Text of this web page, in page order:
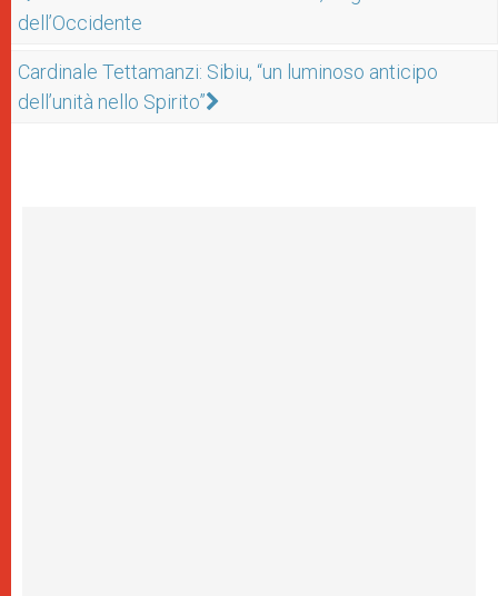
dell’Occidente
Cardinale Tettamanzi: Sibiu, “un luminoso anticipo
dell’unità nello Spirito”